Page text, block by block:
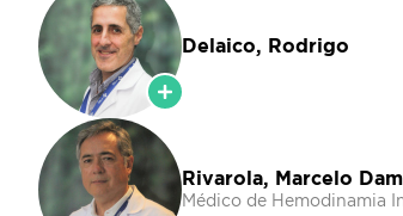
Delaico, Rodrigo
Rivarola, Marcelo
Médico de Hemodinamia